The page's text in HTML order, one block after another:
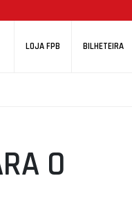
LOJA FPB BILHETEIRA
O